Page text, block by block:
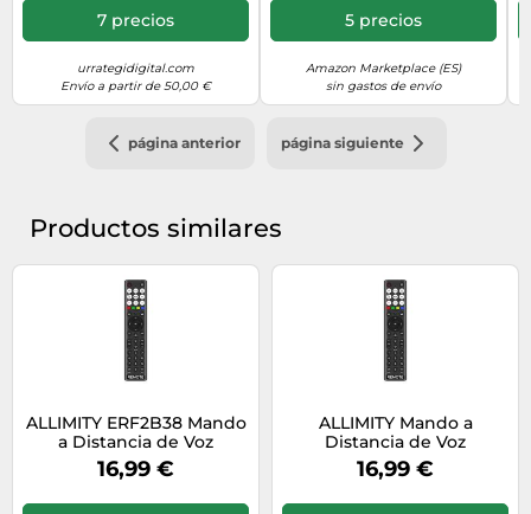
7 precios
urrategidigital.com
Envío a partir de 50,00 €
Integrado, Modo Juego
Plus, Modo Deportes IA,
Control por Voz Alexa
5 precios
Amazon Marketplace (ES)
sin gastos de envío
página anterior página siguiente
Productos similares
ALLIMITY ERF2B38 Mando
a Distancia de Voz
Compatible con Hisense
QLED TV 32A49Q 32A59Q
32A5Q 40A5Q 50A79Q
16,99 €
ALLIMITY Mando a
Distancia de Voz
Compatible con Hisense
QLED TV 58E7Q 85E7Q
50E7Q 65E7Q 55E7Q
16,99 €